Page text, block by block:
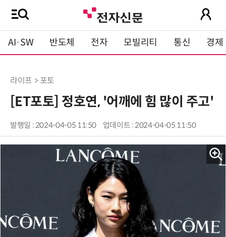
AI·SW 반도체 전자 모빌리티 통신 경제
라이프 > 포토
[ET포토] 정호연, '어깨에 힘 많이 주고'
발행일 : 2024-04-05 11:50 업데이트 : 2024-04-05 11:50